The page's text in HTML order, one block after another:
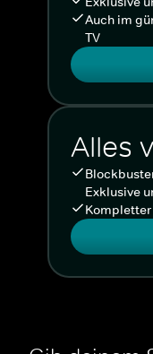
Auch im
TV
Alles
Exklusive
Kompletter